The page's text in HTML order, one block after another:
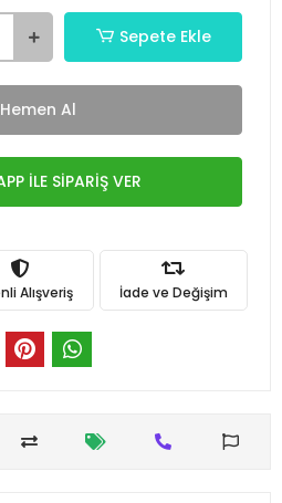
Sepete Ekle
Hemen Al
İLE SİPARİŞ VER
Alışveriş İade ve Değişim